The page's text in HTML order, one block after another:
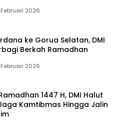
2026
ke Gorua Selatan, DMI
Berkah Ramadhan
2026
1447 H, DMI Halut
Kamtibmas Hingga Jalin